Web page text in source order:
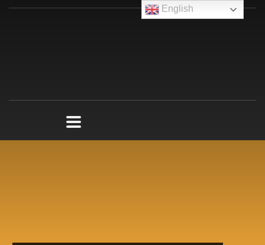
English